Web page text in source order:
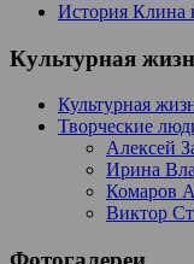
История Клина
Культурная
Культурная
Творческие
Алексей
Ирина
Комаров
Виктор